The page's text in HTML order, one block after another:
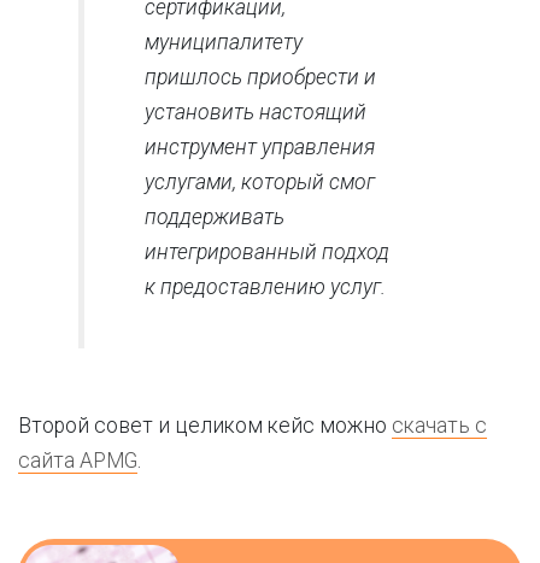
сертификации,
муниципалитету
пришлось приобрести и
установить настоящий
инструмент управления
услугами, который смог
поддерживать
интегрированный подход
к предоставлению услуг.
Второй совет и целиком кейс можно скачать с
сайта APMG.